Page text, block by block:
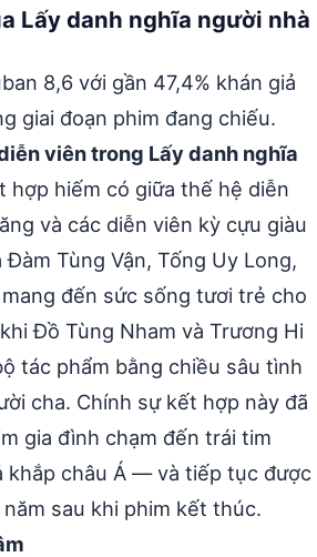
Lấy danh nghĩa người nhà
8,6 với gần 47,4% khán giả
giai đoạn phim đang chiếu.
viên trong Lấy danh nghĩa
hợp hiếm có giữa thế hệ diễn
và các diễn viên kỳ cựu giàu
Tùng Vận, Tống Uy Long,
đến sức sống tươi trẻ cho
Đồ Tùng Nham và Trương Hi
tác phẩm bằng chiều sâu tình
cha. Chính sự kết hợp này đã
gia đình chạm đến trái tim
khắp châu Á — và tiếp tục được
sau khi phim kết thúc.